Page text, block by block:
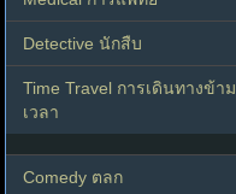
Detective นักสืบ
Time Travel การเดินทางข้าม
เวลา
Comedy ตลก